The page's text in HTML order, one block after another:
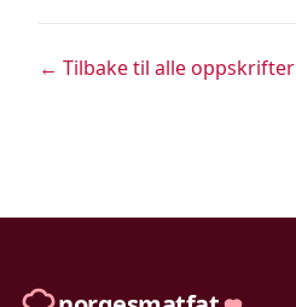
← Tilbake til alle oppskrifter